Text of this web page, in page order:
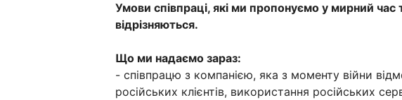
Умови співпраці, які ми пропонуємо у мирний
відрізняються.
Що ми надаємо зараз:
- співпрацю з компанією, яка з моменту війни
російських клієнтів, використання російських